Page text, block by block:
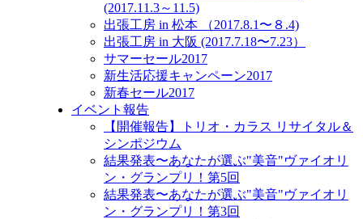
(2017.11.3～11.5)
出張工房 in 松本 （2017.8.1〜８.4)
出張工房 in 大阪 (2017.7.18〜7.23）
サマーセール2017
新生活応援キャンペーン2017
新春セール2017
イベント報告
【開催報告】トリオ・カラス リサイタル＆
シンポジウム
結果発表〜あなたが選ぶ"美音"ヴァイオリ
ン・グランプリ！第5回
結果発表〜あなたが選ぶ"美音"ヴァイオリ
ン・グランプリ！第3回